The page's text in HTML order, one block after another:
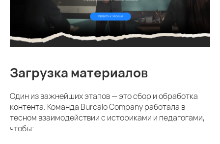
Загрузка материалов
Один из важнейших этапов — это сбор и обработка
контента. Команда Burcalo Company работала в
тесном взаимодействии с историками и педагогами,
чтобы: